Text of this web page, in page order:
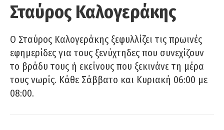
Σταύρος Καλογεράκης
Ο Σταύρος Καλογεράκης ξεφυλλίζει τις πρωινές
εφημερίδες για τους ξενύχτηδες που συνεχίζουν
το βράδυ τους ή εκείνους που ξεκινάνε τη μέρα
τους νωρίς. Κάθε Σάββατο και Κυριακή 06:00 με
08:00.